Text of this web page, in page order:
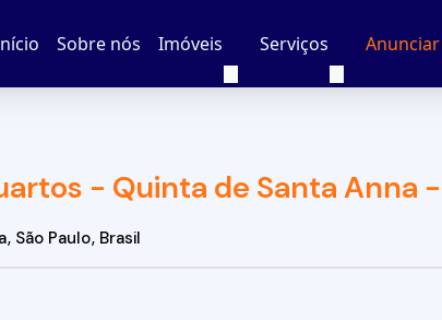
Serviços
Imóveis
Sobre nós
- Quinta de Santa Anna
, São Paulo, Brasil